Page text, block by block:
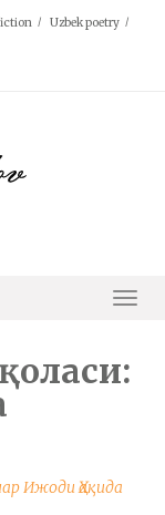
Uzbek poetry
Ижоди Ҳақида